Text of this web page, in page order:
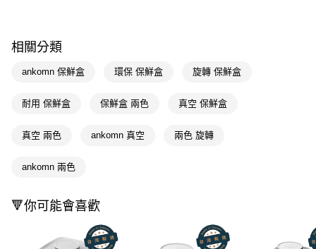
【關於「AFTEE先享後付」】
AFTEE先享後付是「在收到商品之後才付款」的支付方式。 讓您購物簡單
便利好安心！
２．便利：只要手機號碼，簡訊認證，即可結帳。
【「AFTEE先享後付」結帳流程】
結帳頁面，進行簡訊認證並確認金額後，即可完成結帳。
ATM／網路銀行／等多元方式進行付款，方視為交易完成。
購買商品的店家。未經商家同意取消之訂單仍視為有效，需透過AFTEE先享
後付繳納相關費用。
運送方式
宅配(離島廠商直送🚚)
相關分類
ankomn 保鮮盒 環保 保鮮盒 旋轉 保鮮盒
耐用 保鮮盒 保鮮盒 兩色 真空 保鮮盒
真空 兩色 ankomn 真空 兩色 旋轉
ankomn 兩色
🔻你可能會喜歡